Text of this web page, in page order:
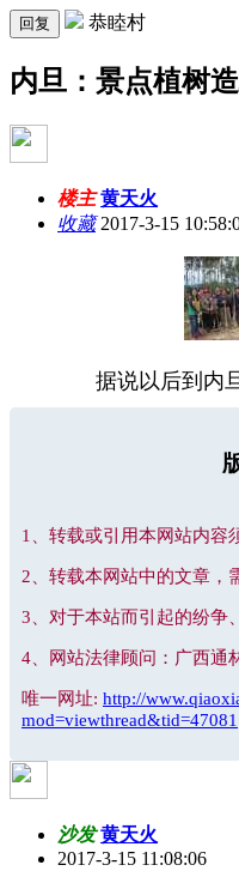
回复 恭睦村
内旦：景点植树
楼主 黄天火
收藏2017-3-15
据说以后到内
1、转载或引用本网站内容
2、转载本网站中的文章，
3、对于本站而引起的纷争
4、网站法律顾问：广西通
唯一网址: http://
mod=viewthread&tid=47081
沙发 黄天火
2017-3-15 11:08:06